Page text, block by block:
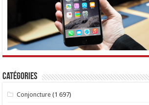
Catégories
Conjoncture (1 697)